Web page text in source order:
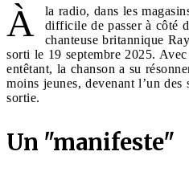
À
la radio, dans les
difficile de passer à côté
chanteuse britannique
sorti le 19 septembre 2025.
entêtant, la chanson a su
moins jeunes, devenant l’un des
sortie.
Un "manifeste"